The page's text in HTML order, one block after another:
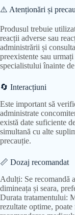
⚠️ Atenționări și
Produsul trebuie
reacții adverse sau
administrării și
preexistente sau
specialistului înainte
🔄 Interacțiuni
Este important să
administrate
există date suficiente
simultană cu alte
precauție.
📏 Dozaj recomandat
Adulți: Se recomandă
dimineața și seara,
Durata tratamentului:
rezultate optime,